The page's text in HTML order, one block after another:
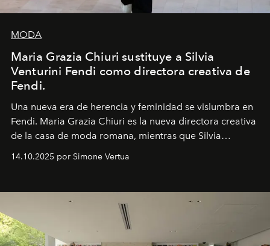
MODA
Maria Grazia Chiuri sustituye a Silvia
Venturini Fendi como directora creativa de
Fendi.
Una nueva era de herencia y feminidad se vislumbra en
Fendi. Maria Grazia Chiuri es la nueva directora creativa
de la casa de moda romana, mientras que Silvia
14.10.2025 por Simone Vertua